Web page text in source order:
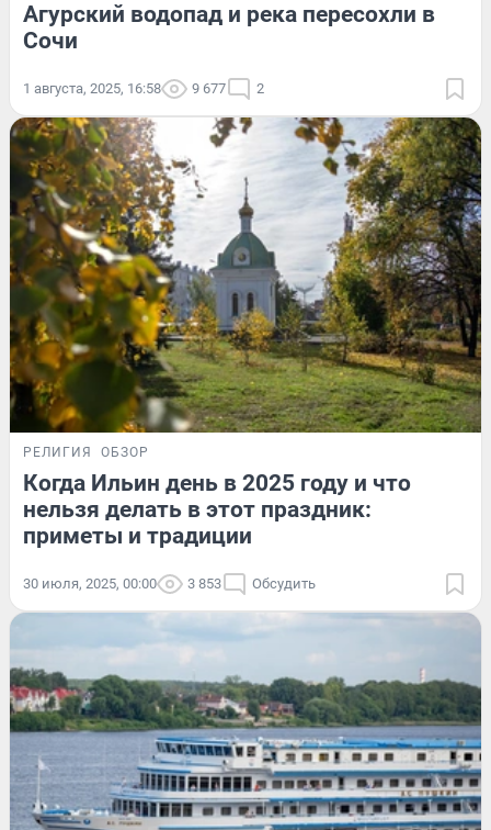
Агурский водопад и река пересохли в
Сочи
1 августа, 2025, 16:58 9 677 2
РЕЛИГИЯ ОБЗОР
Когда Ильин день в 2025 году и что
нельзя делать в этот праздник:
приметы и традиции
30 июля, 2025, 00:00 3 853 Обсудить